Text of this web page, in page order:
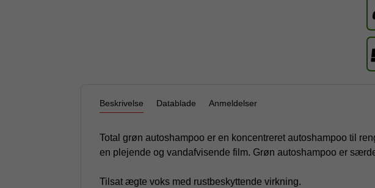
Beskrivelse Datablade Anmeldelser
Total grøn autoshampoo er en koncentreret autoshampoo til
en plejende og vandafvisende film. Grøn autoshampoo er
Tilsat ægte voks med rustbeskyttende virkning.